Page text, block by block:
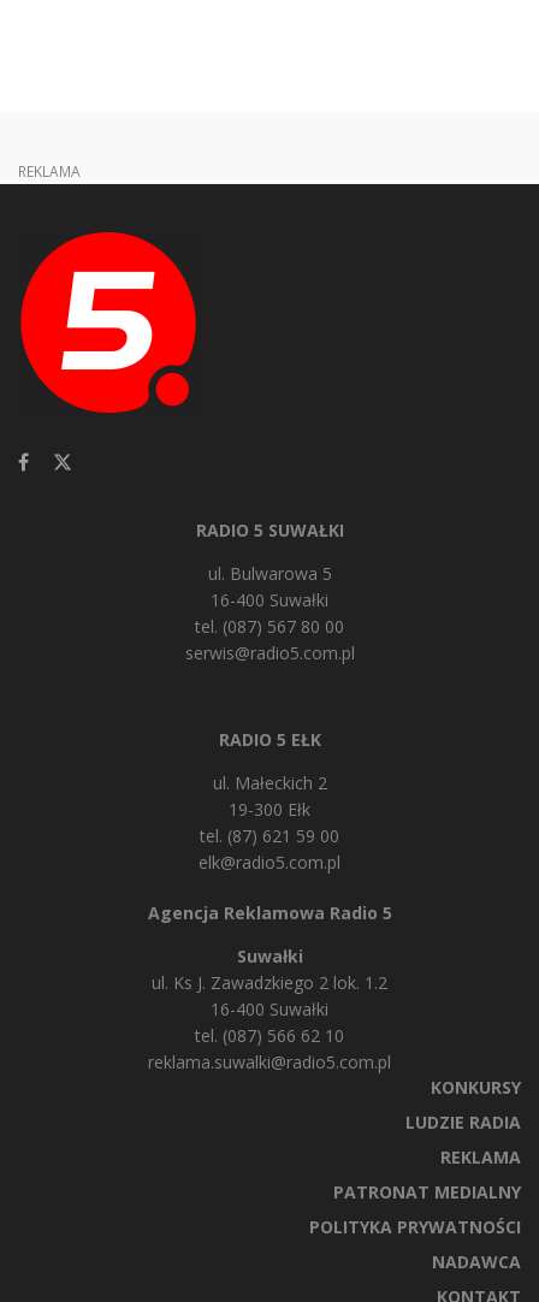
REKLAMA
RADIO 5 SUWAŁKI
ul. Bulwarowa 5
16-400 Suwałki
tel. (087) 567 80 00
serwis@radio5.com.pl
RADIO 5 EŁK
ul. Małeckich 2
19-300 Ełk
tel. (87) 621 59 00
elk@radio5.com.pl
Agencja Reklamowa Radio 5
Suwałki
ul. Ks J. Zawadzkiego 2 lok. 1.2
16-400 Suwałki
tel. (087) 566 62 10
reklama.suwalki@radio5.com.pl
KONKURSY
LUDZIE RADIA
REKLAMA
PATRONAT MEDIALNY
POLITYKA PRYWATNOŚCI
NADAWCA
KONTAKT